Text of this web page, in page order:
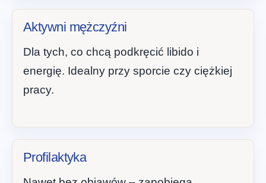
Aktywni mężczyźni
Dla tych, co chcą podkręcić libido i
energię. Idealny przy sporcie czy ciężkiej
pracy.
Profilaktyka